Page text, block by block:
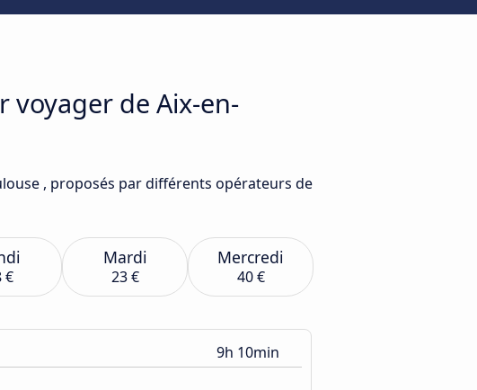
voyager de Aix-en-
, proposés par différents opérateurs de
€
Mardi
23 €
Mercredi
40 €
9h 10min